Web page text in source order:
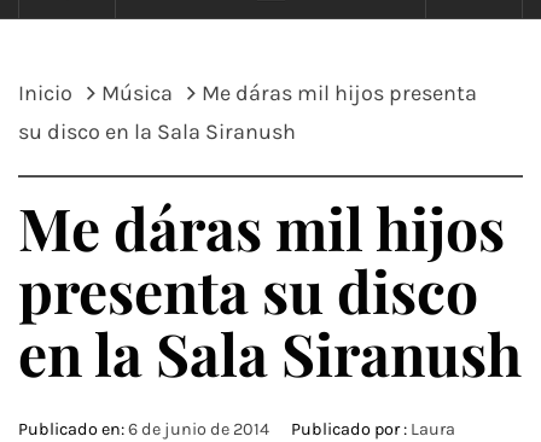
Inicio Música
Me dáras mil hijos presenta
su disco en la Sala Siranush
Me dáras mil hijos
presenta su disco
en la Sala Siranush
Publicado en:6 de junio de 2014 Publicado por : Laura